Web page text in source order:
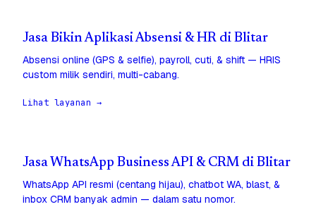
Jasa Bikin Aplikasi Absensi & HR di Blitar
Absensi online (GPS & selfie), payroll, cuti, & shift — HRIS
custom milik sendiri, multi-cabang.
Lihat layanan →
Jasa WhatsApp Business API & CRM di Blitar
WhatsApp API resmi (centang hijau), chatbot WA, blast, &
inbox CRM banyak admin — dalam satu nomor.